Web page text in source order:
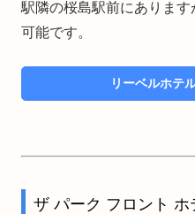
駅隣の桜島駅前にありま
可能です。
リーベルホテ
ザ パーク フロント